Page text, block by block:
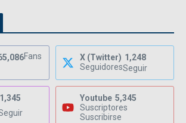
Fans
X (Twitter) 1,248
SeguidoresSeguir
1,345
Youtube 5,345
Suscriptores
Suscribirse